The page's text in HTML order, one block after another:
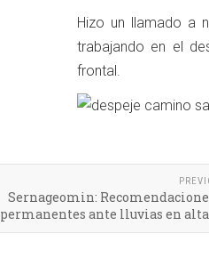
Hizo un llamado a
trabajando en el
frontal.
Sernageomin:
permanentes ante lluvias en